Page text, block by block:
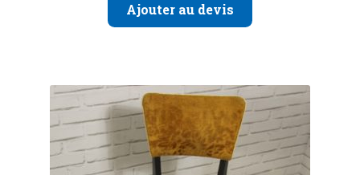
Ajouter au devis